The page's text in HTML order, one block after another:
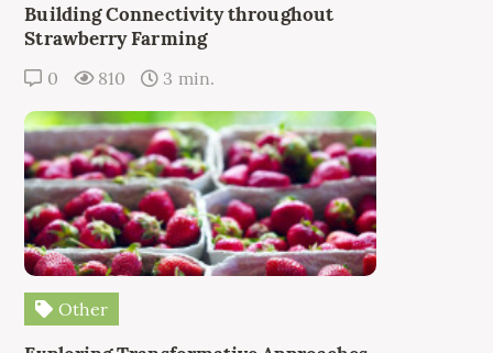
Building Connectivity throughout
Strawberry Farming
0 810 3 min.
Other